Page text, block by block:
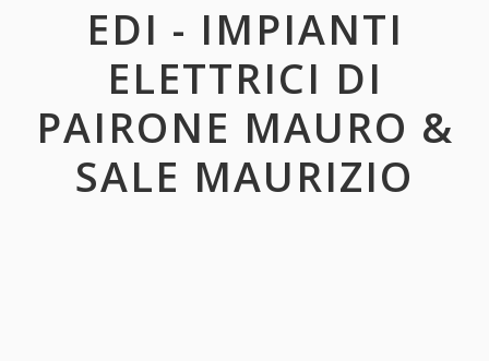
EDI - IMPIANTI
ELETTRICI DI
PAIRONE MAURO &
SALE MAURIZIO